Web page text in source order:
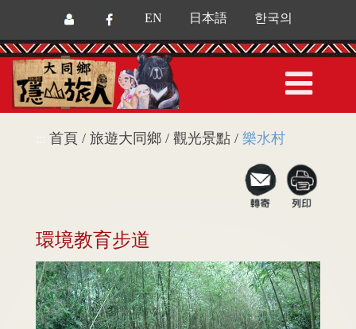
EN 日本語 한국의
首頁 / 旅遊大同鄉 / 觀光景點 / 樂水村
環境教育步道